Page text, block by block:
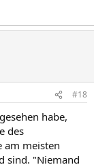
#18
habe,
des
am meisten
sind. "Niemand